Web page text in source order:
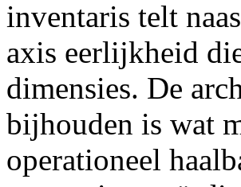
inventaris telt
axis eerlijkheid
dimensies. De
bijhouden is wat
operationeel